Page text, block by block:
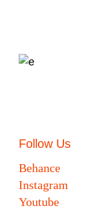
Follow Us
Behance
Instagram
Youtube